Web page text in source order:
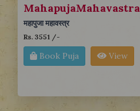
MahapujaMahavastra
महापुजा महावस्त्र
Rs. 3551 /-
Book Puja View